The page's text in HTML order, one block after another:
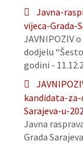
Javna-
vijeca-Grada-
JAVNIPOZIV
dodjelu
godini -
kandidata-
Sarajeva-u-
Javna
Grada